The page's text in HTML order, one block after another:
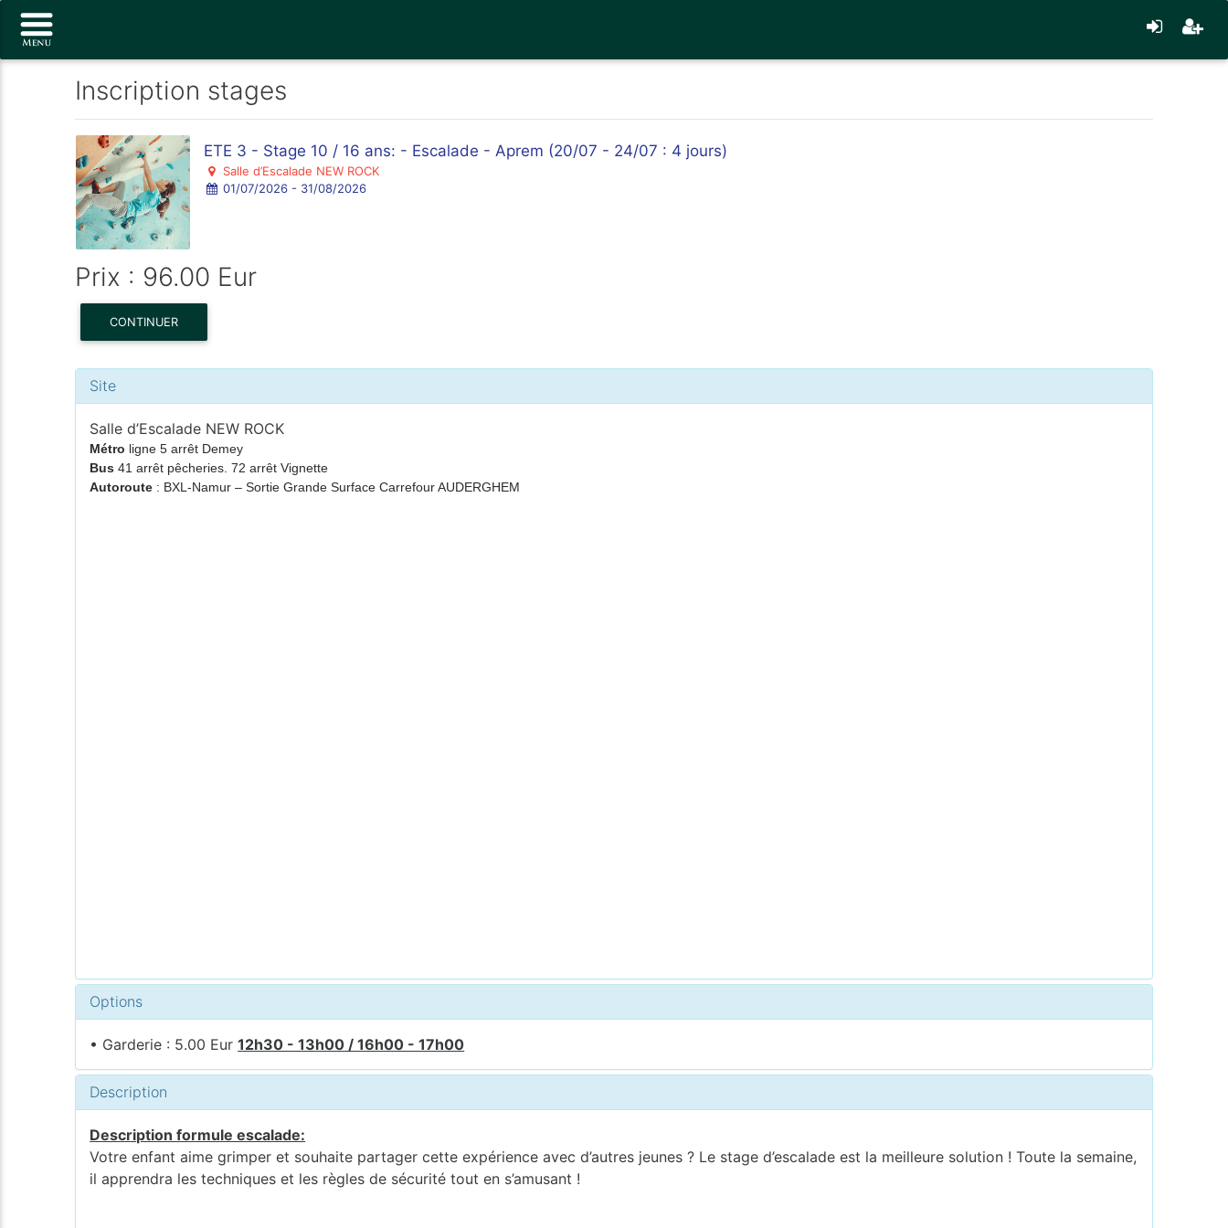
Inscription stages
ETE 3 - Stage 10 / 16 ans: - Escalade - Aprem (20/07 - 24/07 : 4 jours)
Salle d’Escalade NEW ROCK
01/07/2026 - 31/08/2026
Prix : 96.00 Eur
CONTINUER
Site
Salle d’Escalade NEW ROCK
Métro ligne 5 arrêt Demey
Bus 41 arrêt pêcheries. 72 arrêt Vignette
Autoroute : BXL-Namur – Sortie Grande Surface Carrefour AUDERGHEM
Options
• Garderie : 5.00 Eur12h30 - 13h00 / 16h00 - 17h00
Description
Description formule escalade:
Votre enfant aime grimper et souhaite partager cette expérience avec d’autres jeunes ? Le stage d’escalade est la meilleure solution ! Toute la semaine,
il apprendra les techniques et les règles de sécurité tout en s’amusant !